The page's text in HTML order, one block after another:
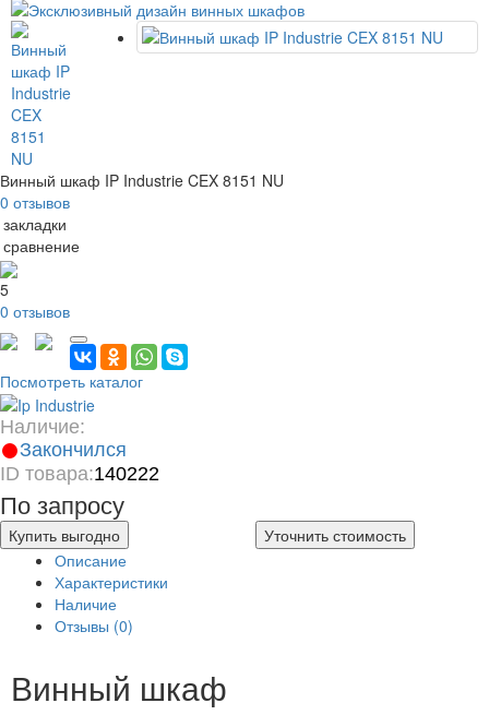
Винный шкаф IP Industrie CEX 8151 NU
0 отзывов
5
0 отзывов
Посмотреть каталог
Наличие:
Закончился
ID товара:140222
По запросу
Купить выгодно
Уточнить стоимость
Описание
Характеристики
Наличие
Отзывы (0)
Винный шкаф